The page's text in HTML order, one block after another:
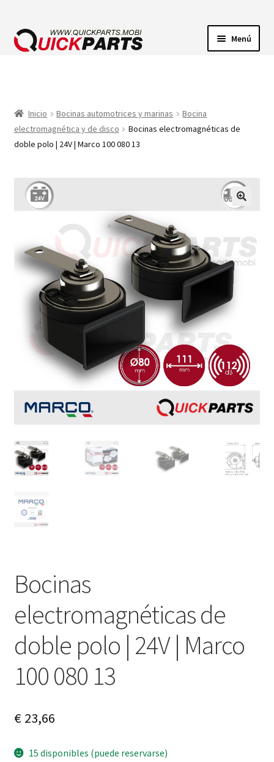
Menú
BOMBAS
Inicio Bocinas automotrices y marinas
Bocina
electromagnética y de disco
Bocinas electromagnéticas de
doble polo | 24V | Marco 100 080 13
Bocinas
electromagnéticas de
doble polo | 24V | Marco
100 080 13
€23,66
15 disponibles (puede reservarse)